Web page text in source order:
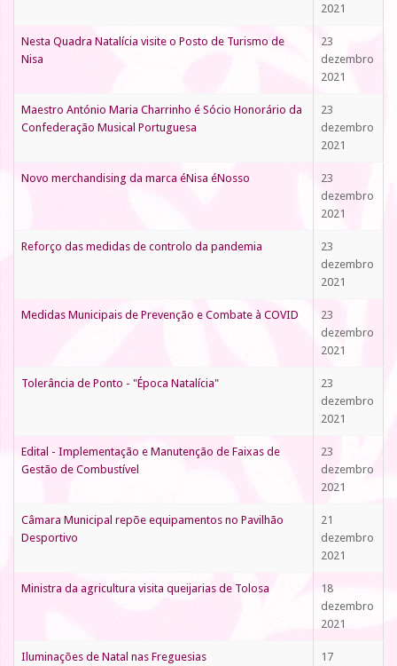
2021
Nesta Quadra Natalícia visite o Posto de Turismo de
Nisa
23
dezembro
2021
Maestro António Maria Charrinho é Sócio Honorário da
Confederação Musical Portuguesa
23
dezembro
2021
Novo merchandising da marca éNisa éNosso
23
dezembro
2021
Reforço das medidas de controlo da pandemia
23
dezembro
2021
Medidas Municipais de Prevenção e Combate à COVID
23
dezembro
2021
Tolerância de Ponto - "Época Natalícia"
23
dezembro
2021
Edital - Implementação e Manutenção de Faixas de
Gestão de Combustível
23
dezembro
2021
Câmara Municipal repõe equipamentos no Pavilhão
Desportivo
21
dezembro
2021
Ministra da agricultura visita queijarias de Tolosa
18
dezembro
2021
Iluminações de Natal nas Freguesias
17